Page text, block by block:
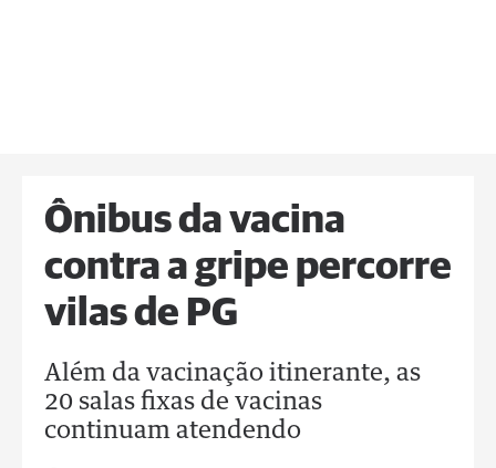
Ônibus da vacina
contra a gripe percorre
vilas de PG
Além da vacinação itinerante, as
20 salas fixas de vacinas
continuam atendendo